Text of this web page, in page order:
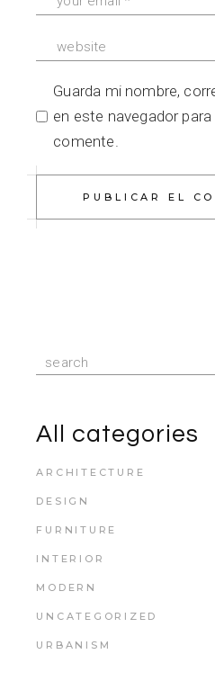
Guarda mi nombre,
en este navegador
comente.
PUBLICAR EL
All categories
ARCHITECTURE
DESIGN
FURNITURE
INTERIOR
MODERN
UNCATEGORIZED
URBANISM